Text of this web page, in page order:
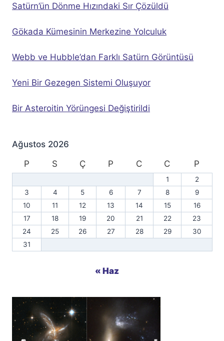
Satürn’ün Dönme Hızındaki Sır Çözüldü
Gökada Kümesinin Merkezine Yolculuk
Webb ve Hubble’dan Farklı Satürn Görüntüsü
Yeni Bir Gezegen Sistemi Oluşuyor
Bir Asteroitin Yörüngesi Değiştirildi
Ağustos 2026
P
S Ç P C C P
1
2
3
4 5 6 7 8
9
10
11 12 13 14 15
16
17
18 19 20 21 22
23
24
25 26 27 28 29
30
31
« Haz